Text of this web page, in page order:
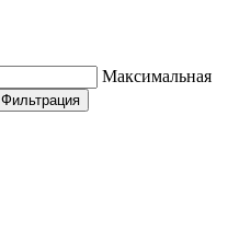
Максимальная
Фильтрация